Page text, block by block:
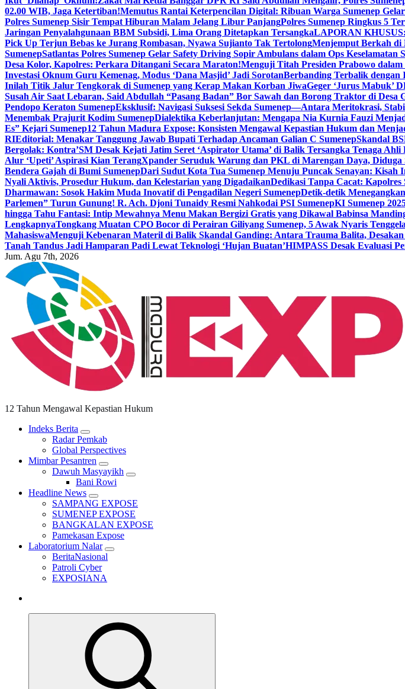
02.00 WIB, Jaga Ketertiban!Memutus Rantai Keterpencilan Digital: Ribuan Warga Sumenep
Polres Sumenep Sisir Tempat Hiburan Malam Jelang Libur PanjangPolres Sumenep Ringkus 5
Jaringan Penyalahgunaan BBM Subsidi, Lima Orang Ditetapkan TersangkaLAPORAN
Pick Up Terjun Bebas ke Jurang Rombasan, Nyawa Sujianto Tak TertolongMenjemput Berkah di
SumenepSatlantas Polres Sumenep Gelar Safety Driving Sopir Ambulans dalam Ops Keselamatan
Desa Kolor, Kapolres: Perkara Ditangani Secara Maraton!Menguji Titah Presiden Prabowo
Investasi Oknum Guru Kemenag, Modus ‘Dana Masjid’ Jadi SorotanBerbanding Terbalik
Inilah Titik Jalur Tengkorak di Sumenep yang Kerap Makan Korban JiwaGeger ‘Jurus Mabuk’
Susah Air Saat Lebaran, Said Abdullah “Pasang Badan” Bor Sawah dan Borong Traktor di Desa
Pendopo Keraton SumenepEksklusif: Navigasi Suksesi Sekda Sumenep—Antara Meritokrasi,
Menembak Prajurit Kodim SumenepDialektika Keberlanjutan: Mengapa Nia Kurnia Fauzi
Es” Kejari Sumenep12 Tahun Madura Expose: Konsisten Mengawal Kepastian Hukum dan
RIEditorial: Menakar Tanggung Jawab Bupati Terhadap Ancaman Galian C SumenepSkandal
Bergolak: Kontra’SM Desak Kejati Jatim Seret ‘Aspirator Utama’ di Balik Tersangka Tenaga
Alur ‘Upeti’ Aspirasi Kian TerangXpander Seruduk Warung dan PKL di Marengan Daya,
Bendera Gajah di Bumi SumenepDari Sudut Kota Tua Sumenep Menuju Puncak Senayan: Kisah
Nyali Aktivis, Prosedur Hukum, dan Kelestarian yang DigadaikanDedikasi Tanpa Cacat: Kapolres
Dharmawan: Sosok Hakim Muda Inovatif di Pengadilan Negeri SumenepDetik-detik
Parlemen” Turun Gunung! R. Ach. Djoni Tunaidy Resmi Nahkodai PSI SumenepKI Sumenep
hingga Tahu Fantasi: Intip Mewahnya Menu Makan Bergizi Gratis yang Dikawal Babinsa
LengkapnyaTongkang Muatan CPO Bocor di Perairan Giliyang Sumenep, 5 Awak Nyaris
MahasiswaMenguji Kebenaran Materil di Balik Skandal Ganding: Antara Trauma Balita, Desakan
Tanah Tandus Jadi Hamparan Padi Lewat Teknologi ‘Hujan Buatan’HIMPASS Desak Evaluasi
Jum. Agu 7th, 2026
12 Tahun Mengawal Kepastian Hukum
Indeks Berita
Radar Pemkab
Global Perspectives
Mimbar Pesantren
Dawuh Masyayikh
Bani Rowi
Headline News
SAMPANG EXPOSE
SUMENEP EXPOSE
BANGKALAN EXPOSE
Pamekasan Expose
Laboratorium Nalar
BeritaNasional
Patroli Cyber
EXPOSIANA